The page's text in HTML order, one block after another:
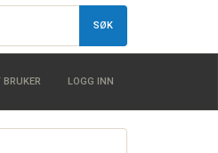
SØK
BRUKER LOGG INN